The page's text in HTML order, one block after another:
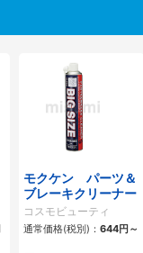
モクケン パーツ＆
ブレーキクリーナー
コスモビューティ
通常価格(税別)： 644円 ～